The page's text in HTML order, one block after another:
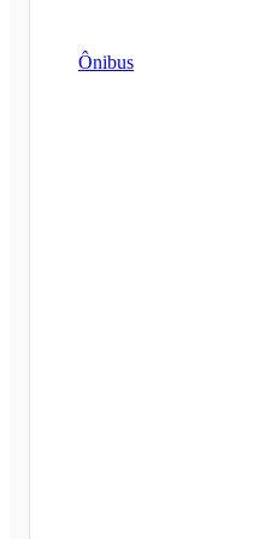
Ônibus